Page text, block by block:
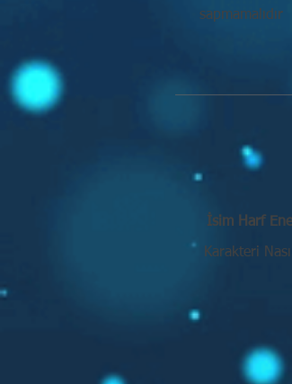
sapmamalıdır
İsim Harf
Karakteri